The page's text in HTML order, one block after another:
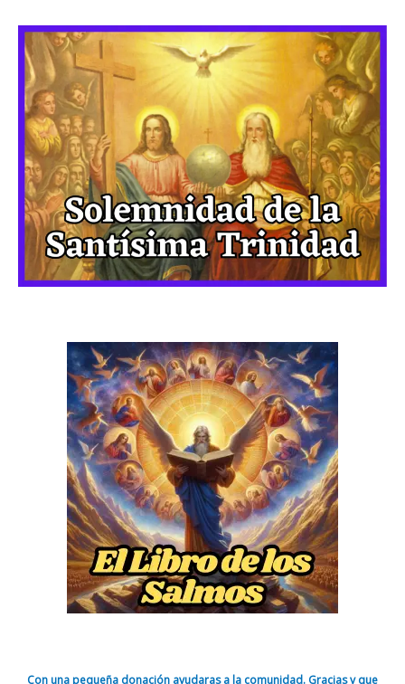
Con una pequeña donación ayudaras a la comunidad. Gracias y que